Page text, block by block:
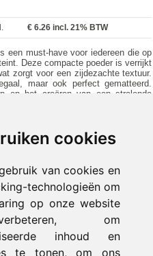
cookies
van cookies en
technologieën om
op onze website
om
inhoud en
te tonen, om ons
€6.26 incl. 21% BTW
een must-have voor iedereen die op
Deze compacte poeder is verrijkt
zorgt voor een zijdezachte textuur.
maar ook perfect gematteerd.
en het creëren van een stralende
E
ingrediënten
onderweg
kies je voor een product dat niet
aan een duurzame wereld. De
maken het een verantwoorde keuze
poeder toe aan je dagelijkse
zijdezachte en egale huid.